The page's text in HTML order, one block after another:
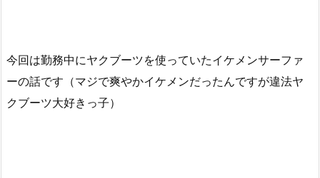
今回は勤務中にヤクブーツを使っていたイケメンサーファ
ーの話です（マジで爽やかイケメンだったんですが違法ヤ
クブーツ大好きっ子）